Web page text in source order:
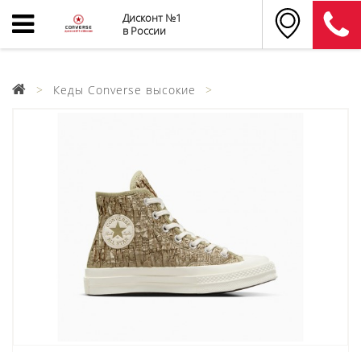
Дисконт №1
в России
Кеды Converse высокие